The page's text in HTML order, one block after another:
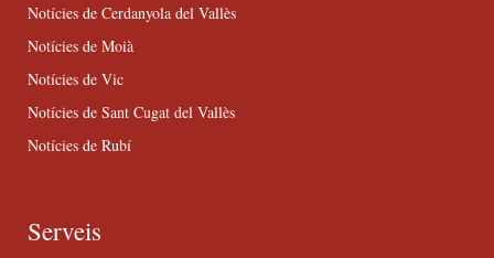
Notícies de Cerdanyola del Vallès
Notícies de Moià
Notícies de Vic
Notícies de Sant Cugat del Vallès
Notícies de Rubí
Serveis